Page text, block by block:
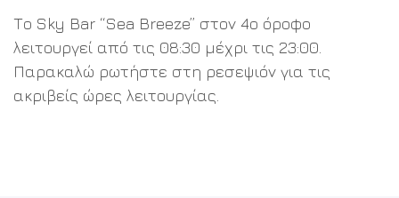
Το Sky Bar “Sea Breeze” στον 4ο όροφο
λειτουργεί από τις 08:30 μέχρι τις 23:00.
Παρακαλώ ρωτήστε στη ρεσεψιόν για τις
ακριβείς ώρες λειτουργίας.
Ιστοσελίδα μας!
Γιορτάζουμε τη νέα Ιστοσελίδα μας με μια
Αποκλειστική προσφορά -15% για κρατήσεις άνω
των 7 νυχτών.